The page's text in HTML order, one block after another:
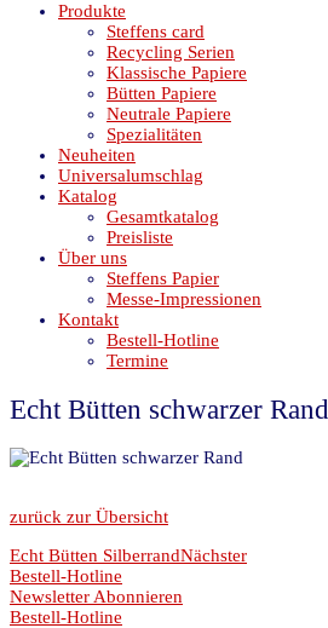
Produkte
Steffens card
Recycling Serien
Klassische Papiere
Bütten Papiere
Neutrale Papiere
Spezialitäten
Neuheiten
Universalumschlag
Katalog
Gesamtkatalog
Preisliste
Über uns
Steffens Papier
Messe-Impressionen
Kontakt
Bestell-Hotline
Termine
Echt Bütten schwarzer Rand
zurück zur Übersicht
Echt Bütten SilberrandNächster
Bestell-Hotline
Newsletter Abonnieren
Bestell-Hotline